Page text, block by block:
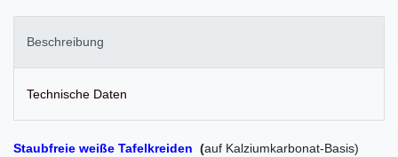
Beschreibung
Technische Daten
Staubfreie weiße Tafelkreiden (auf Kalziumkarbonat-Basis)